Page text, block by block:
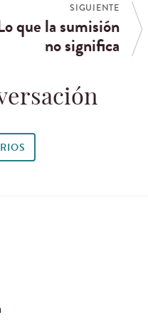
SIGUIENTE
que la sumisión
no significa